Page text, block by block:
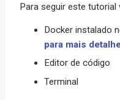
Para seguir este tutorial
Docker instalado
para mais
Editor de código
Terminal